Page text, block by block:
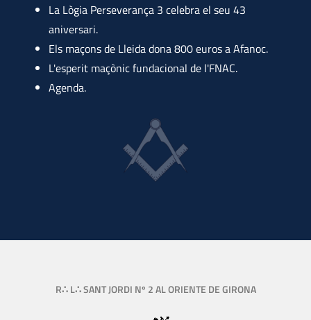
La Lògia Perseverança 3 celebra el seu 43
aniversari.
Els maçons de Lleida dona 800 euros a Afanoc.
L'esperit maçònic fundacional de l'FNAC.
Agenda.
R∴ L∴ SANT JORDI Nº 2 AL ORIENTE DE GIRONA